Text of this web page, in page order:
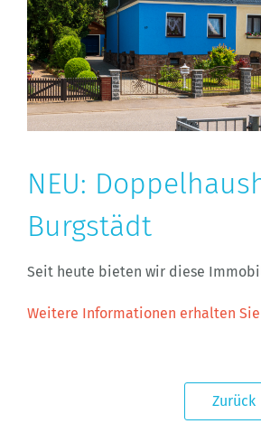
NEU:
Burgstädt
Seit heute bieten wir diese
Weitere Informationen erhalten Sie
Zurück